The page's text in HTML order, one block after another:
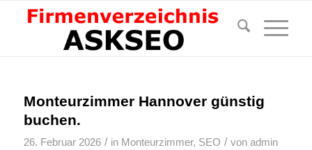
Monteurzimmer Hannover günstig
buchen.
26. Februar 2026 / in Monteurzimmer, SEO / von admin